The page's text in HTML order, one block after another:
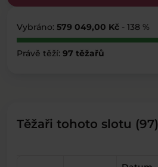
Vybráno: 579 049,00 Kč - 138 %
Právě těží: 97 těžařů
Těžaři tohoto slotu (97)